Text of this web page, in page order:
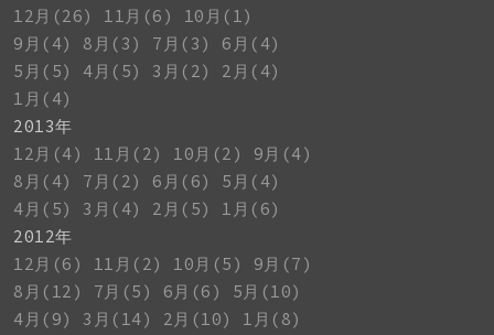
12月(26)
11月(6)
10月(1)
9月(4)
8月(3) 7月(3)
6月(4)
5月(5)
4月(5) 3月(2)
2月(4)
1月(4)
2013年
12月(4)
11月(2) 10月(2)
9月(4)
8月(4)
7月(2) 6月(6)
5月(4)
4月(5)
3月(4) 2月(5)
1月(6)
2012年
12月(6)
11月(2) 10月(5)
9月(7)
8月(12)
7月(5) 6月(6)
5月(10)
4月(9)
3月(14) 2月(10)
1月(8)